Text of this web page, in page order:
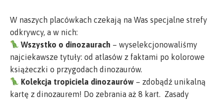
W naszych placówkach czekają na Was specjalne strefy
odkrywcy, a w nich:
Wszystko o dinozaurach – wyselekcjonowaliśmy
najciekawsze tytuły: od atlasów z faktami po kolorowe
książeczki o przygodach dinozaurów.
Kolekcja tropiciela dinozaurów – zdobądź unikalną
kartę z dinozaurem! Do zebrania aż 8 kart. Zasady